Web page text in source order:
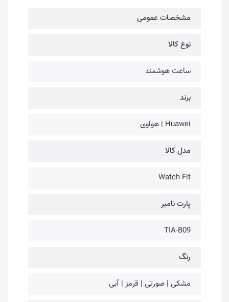
مشخصات عمومی
نوع کالا
ساعت هوشمند
برند
Huawei | هواوی
مدل کالا
Watch Fit
پارت نامبر
TIA-B09
رنگ
مشکی | صورتی | قرمز | آبی